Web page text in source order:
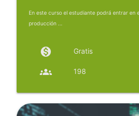
En este curso el estudiante podrá entrar en
producción ...
monetization_on Gratis
groups 198